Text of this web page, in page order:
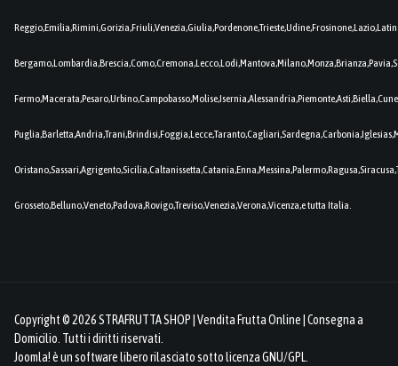
Grosseto,Belluno,Veneto,Padova,Rovigo,Treviso,Venezia,Verona,Vicenza,e tutta Italia.
Copyright © 2026 STRAFRUTTA SHOP | Vendita Frutta Online | Consegna a
Domicilio. Tutti i diritti riservati.
Joomla!è un software libero rilasciato sottolicenza GNU/GPL.